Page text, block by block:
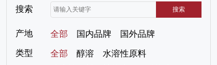
搜索
产地 全部 国内品牌
国外品牌
类型
全部 醇溶
水溶性原料